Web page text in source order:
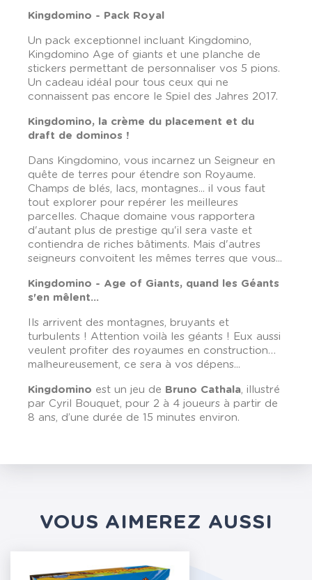
Kingdomino - Pack Royal
Un pack exceptionnel incluant Kingdomino,
Kingdomino Age of giants et une planche de
stickers permettant de personnaliser vos 5 pions.
Un cadeau idéal pour tous ceux qui ne
connaissent pas encore le Spiel des Jahres 2017.
Kingdomino, la crème du placement et du
draft de dominos !
Dans Kingdomino, vous incarnez un Seigneur en
quête de terres pour étendre son Royaume.
Champs de blés, lacs, montagnes... il vous faut
tout explorer pour repérer les meilleures
parcelles. Chaque domaine vous rapportera
d'autant plus de prestige qu'il sera vaste et
contiendra de riches bâtiments. Mais d'autres
seigneurs convoitent les mêmes terres que vous...
Kingdomino - Age of Giants, quand les Géants
s'en mêlent...
Ils arrivent des montagnes, bruyants et
turbulents ! Attention voilà les géants ! Eux aussi
veulent profiter des royaumes en construction…
malheureusement, ce sera à vos dépens...
Kingdomino est un jeu de Bruno Cathala, illustré
par Cyril Bouquet, pour 2 à 4 joueurs à partir de
8 ans, d’une durée de 15 minutes environ.
VOUS AIMEREZ AUSSI